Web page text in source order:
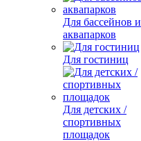
Для бассейнов и
аквапарков
Для гостиниц
Для детских /
спортивных
площадок